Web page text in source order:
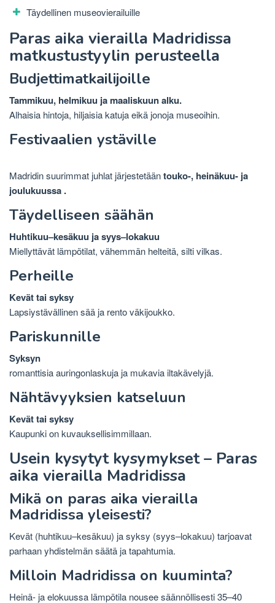
Täydellinen museovierailuille
Paras aika vierailla Madridissa
matkustustyylin perusteella
Budjettimatkailijoille
Tammikuu, helmikuu ja maaliskuun alku.
Alhaisia ​​hintoja, hiljaisia ​​katuja eikä jonoja museoihin.
Festivaalien ystäville
Madridin suurimmat juhlat järjestetääntouko-, heinäkuu- ja
joulukuussa .
Täydelliseen säähän
Huhtikuu–kesäkuu ja syys–lokakuu
Miellyttävät lämpötilat, vähemmän helteitä, silti vilkas.
Perheille
Kevät tai syksy
Lapsiystävällinen sää ja rento väkijoukko.
Pariskunnille
Syksyn
romanttisia auringonlaskuja ja mukavia iltakävelyjä.
Nähtävyyksien katseluun
Kevät tai syksy
Kaupunki on kuvauksellisimmillaan.
Usein kysytyt kysymykset – Paras
aika vierailla Madridissa
Mikä on paras aika vierailla
Madridissa yleisesti?
Kevät (huhtikuu–kesäkuu) ja syksy (syys–lokakuu) tarjoavat
parhaan yhdistelmän säätä ja tapahtumia.
Milloin Madridissa on kuuminta?
Heinä- ja elokuussa lämpötila nousee säännöllisesti 35–40